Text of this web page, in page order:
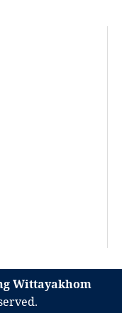
Wittayakhom